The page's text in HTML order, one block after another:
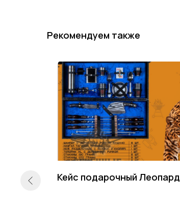
Рекомендуем также
Кейс подарочный Леопард